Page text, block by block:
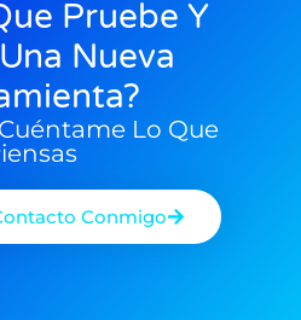
15/03/2025